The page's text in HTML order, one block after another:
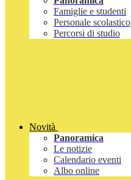
Famiglie e studenti
Personale scolastico
Percorsi di studio
Novità
Panoramica
Le notizie
Calendario eventi
Albo online